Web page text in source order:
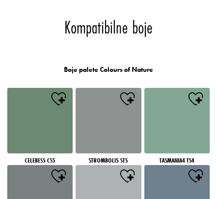
Kompatibilne boje
Boje palete Colours of Nature
CELEBES5 CS5 STROMBOLI5 ST5 TASMANIA4 TS4